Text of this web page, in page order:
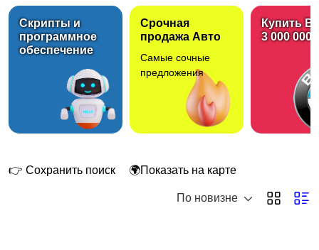
Аренда квартиры
длительно
Аренда комнаты
длительно
длительно
посуточно
Скрипты и
программное
обеспечение
Срочная
продажа Авто
Самые сочные
предложения
Купить
3 000 000
👉 Сохранить поиск 🌍Показать на карте
По новизне